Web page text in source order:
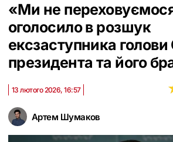
«Ми не
оголосило в розшук
ексзаступника голови
президента та його
Артем Шумаков
13 лютого 2026, 16:57